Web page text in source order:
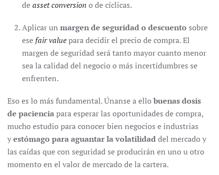
deasset conversion o de cíclicas.
Aplicar un margen de seguridad o descuento sobre
ese fair valuepara decidir el precio de compra. El
margen de seguridad será tanto mayor cuanto menor
sea la calidad del negocio o más incertidumbres se
enfrenten.
Eso es lo más fundamental. Únanse a ello buenas dosis
de pacienciapara esperar las oportunidades de compra,
mucho estudio para conocer bien negocios e industrias
yestómago para aguantar la volatilidaddel mercado y
las caídas que con seguridad se producirán en uno u otro
momento en el valor de mercado de la cartera.